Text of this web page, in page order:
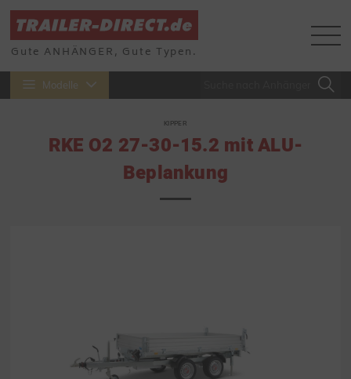
Gute ANHÄNGER, Gute Typen.
Modelle
KIPPER
RKE O2 27-30-15.2 mit ALU-
Beplankung